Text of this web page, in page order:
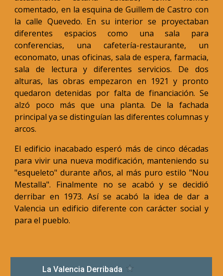
comentado, en la esquina de Guillem de Castro con
la calle Quevedo. En su interior se proyectaban
diferentes espacios como una sala para
conferencias, una cafetería-restaurante, un
economato, unas oficinas, sala de espera, farmacia,
sala de lectura y diferentes servicios. De dos
alturas, las obras empezaron en 1921 y pronto
quedaron detenidas por falta de financiación. Se
alzó poco más que una planta. De la fachada
principal ya se distinguían las diferentes columnas y
arcos.
El edificio inacabado esperó más de cinco décadas
para vivir una nueva modificación, manteniendo su
"esqueleto" durante años, al más puro estilo "Nou
Mestalla". Finalmente no se acabó y se decidió
derribar en 1973. Así se acabó la idea de dar a
Valencia un edificio diferente con carácter social y
para el pueblo.